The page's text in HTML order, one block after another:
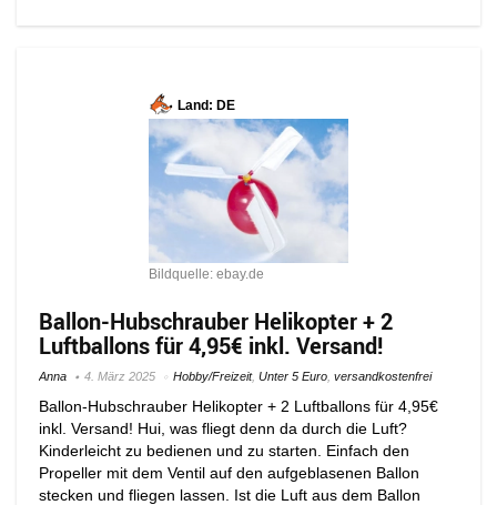
Land: DE
Bildquelle: ebay.de
Ballon-Hubschrauber Helikopter + 2
Luftballons für 4,95€ inkl. Versand!
Anna 4. März 2025 Hobby/Freizeit, Unter 5 Euro versandkostenfrei
Ballon-Hubschrauber Helikopter + 2 Luftballons für 4,95€
inkl. Versand! Hui, was fliegt denn da durch die Luft?
Kinderleicht zu bedienen und zu starten. Einfach den
Propeller mit dem Ventil auf den aufgeblasenen Ballon
stecken und fliegen lassen. Ist die Luft aus dem Ballon